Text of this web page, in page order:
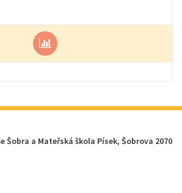
Šobra a Mateřská škola Písek, Šobrova 2070